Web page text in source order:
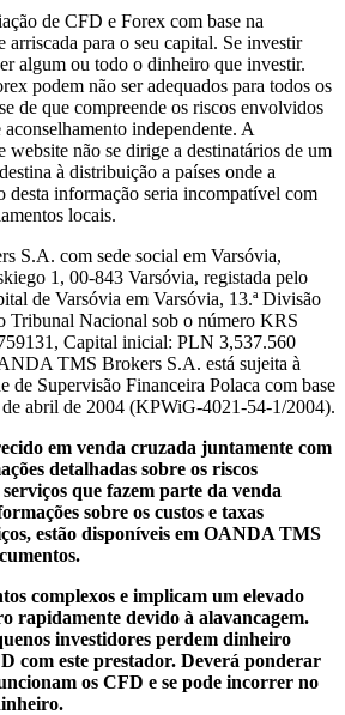
de CFD e Forex com base na
arriscada para o seu capital. Se investir
algum ou todo o dinheiro que investir.
podem não ser adequados para todos os
de que compreende os riscos envolvidos
independente. A
website não se dirige a destinatários de um
à distribuição a países onde a
desta informação seria incompatível com
locais.
S.A. com sede social em Varsóvia,
1, 00-843 Varsóvia, registada pelo
de Varsóvia em Varsóvia, 13.ª Divisão
Tribunal Nacional sob o número KRS
Capital inicial: PLN 3,537.560
TMS Brokers S.A. está sujeita à
de Supervisão Financeira Polaca com base
abril de 2004 (KPWiG-4021-54-1/2004).
em venda cruzada juntamente com
detalhadas sobre os riscos
que fazem parte da venda
sobre os custos e taxas
estão disponíveis em OANDA TMS
complexos e implicam um elevado
rapidamente devido à alavancagem.
investidores perdem dinheiro
com este prestador. Deverá ponderar
os CFD e se pode incorrer no